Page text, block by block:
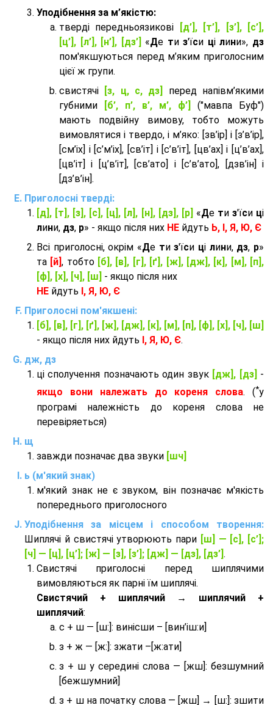
Уподібнення за м’якістю:
тверді передньоязикові
[д’], [т’], [з’], [с’],
[ц’], [л’], [н’], [дз’] «Де тиз'їси цілини», дз
пом'якшуються перед м’яким приголосним
цієї ж групи.
cвистячі
[з, ц, с, дз]
перед напівм’якими
губними
[б’, п’, в’, м’, ф’]
("мавпа Буф")
мають подвійну вимову, тобто можуть
вимовлятися і твердо, і м’яко: [зв’ір] і [з’в’ір],
[см’іх] і [с’м’іх], [св’іт] і [с’в’іт], [цв’ах] і [ц’в’ах],
[цв’іт] і [ц’в’іт], [св’ато] і [с’в’ато], [дзв’iн] і
[дз’в’iн].
Приголосні тверді:
[д], [т], [з], [с], [ц], [л], [н], [дз], [р] «Де ти з'їси ці
лини, дз, р» - якщо після них НЕ йдуть Ь, І, Я, Ю, Є
Всі приголосні, окрім «Де тиз'їси ці лини, дз, р»
та [й], тобто [б], [в], [г], [ґ], [ж], [дж], [к], [м], [п],
[ф], [х], [ч], [ш] - якщо після них
НЕ йдуть І, Я, Ю, Є
Приголосні пом'якшені:
[б], [в], [г], [ґ], [ж], [дж], [к], [м], [п], [ф], [х], [ч], [ш]
- якщо після них йдуть І, Я, Ю, Є.
дж, дз
ці сполучення позначають один звук [дж], [дз] -
якщо вони належать до кореня слова. (*у
програмі належність до кореня слова не
перевіряеться)
щ
завжди позначає два звуки [шч]
ь (м'який знак)
м'який знак не є звуком, він позначає м'якість
попереднього приголосного
Уподібнення за місцем і способом творення:
Шиплячі й свистячі утворюють пари [ш] — [c], [с’];
[ч] — [ц], [ц’]; [ж] — [з], [з’]; [дж] — [дз], [дз’] .
Свистячі приголосні перед шиплячими
вимовляються як парні їм шиплячі.
Cвистячий + шиплячий → шиплячий +
шиплячий:
с + ш — [ш:]: винісши – [вин’іш:и]
з + ж — [ж:]: зжати –[ж:ати]
з + ш у середині слова — [жш]: безшумний
[бежшумний]
з + ш на початку слова — [жш] → [ш:]: зшити